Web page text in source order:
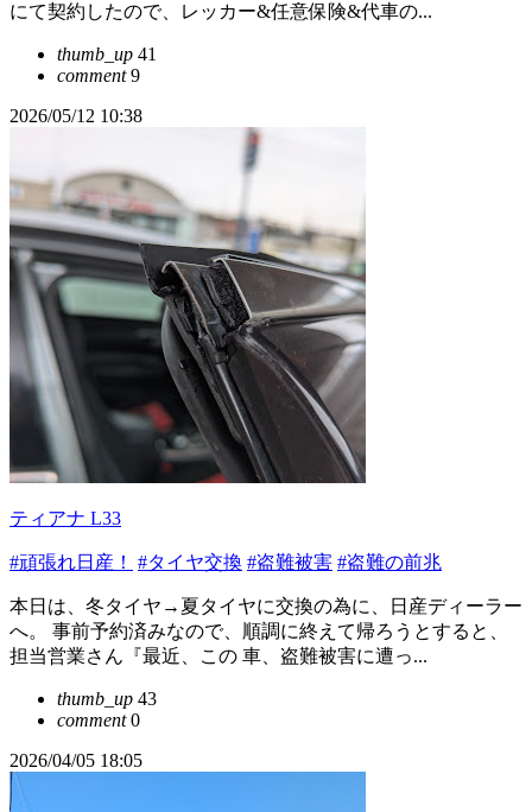
にて契約したので、レッカー&任意保険&代車の...
thumb_up 41
comment9
2026/05/12 10:38
ティアナ L33
#頑張れ日産！ #タイヤ交換 #盗難被害 #盗難の前兆
本日は、冬タイヤ→夏タイヤに交換の為に、日産ディーラー
へ。 事前予約済みなので、順調に終えて帰ろうとすると、
担当営業さん『最近、この 車、盗難被害に遭っ...
thumb_up 43
comment0
2026/04/05 18:05